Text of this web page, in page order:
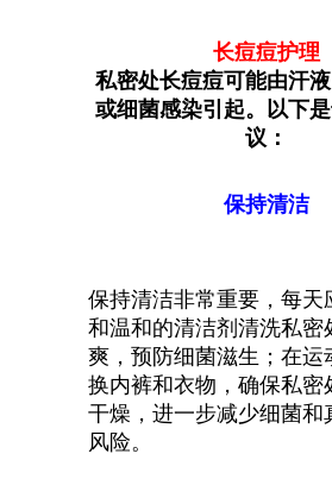
长痘痘护理
私密处长痘痘可能由汗
或细菌感染引起。以下
议：
保持清洁
保持清洁非常重要，每天
和温和的清洁剂清洗私密
爽，预防细菌滋生；在运
换内裤和衣物，确保私密
干燥，进一步减少细菌和
风险。